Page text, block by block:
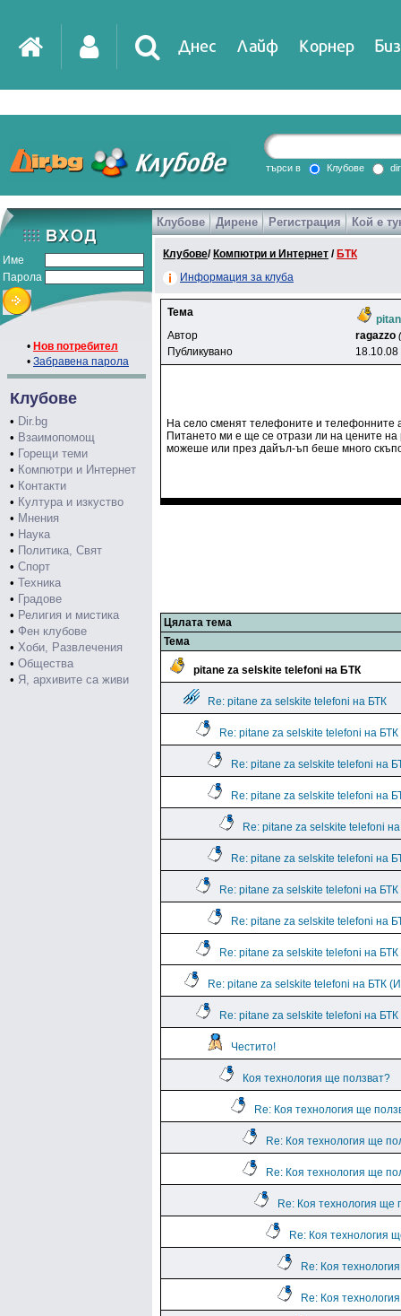
Днес Лайф Корнер
DirTV Impressio
Games
търси в Клубове
Име
Парола
• Нов потребител
• Забравена парола
Клубове
• Dir.bg
• Взаимопомощ
• Горещи теми
• Компютри и Интернет
• Контакти
• Култура и изкуство
• Мнения
• Наука
• Политика, Свят
• Спорт
• Техника
• Градове
• Религия и мистика
• Фен клубове
• Хоби, Развлечения
• Общества
• Я, архивите са живи
Клубове Дирене Регистрация Кой е
Клубове/ Компютри и Интернет / БТК
Информация за клуба
Тема
Автор
ragazzo
Публикувано
18.10.08
На село сменят телефоните и
Питането ми е ще се отрази ли на цените на
можеше или през дайъл-ъп беше много
Цялата тема
Тема
pitane za selskite telefoni на БТК
Re: pitane za selskite telefoni на БТК
Re: pitane za selskite telefoni на БТК
Re: pitane za selskite telefoni на
Re: pitane za selskite telefoni на
Re: pitane za selskite telefoni
Re: pitane za selskite telefoni на
Re: pitane za selskite telefoni на БТК
Re: pitane za selskite telefoni на
Re: pitane za selskite telefoni на БТК
Re: pitane za selskite telefoni на БТК
Re: pitane za selskite telefoni на
Честито!
Коя технология ще ползват?
Re: Коя технология ще
Re: Коя технология ще
Re: Коя технология ще
Re: Коя технология ще
Re: Коя технология
Re: Коя
Re: Коя